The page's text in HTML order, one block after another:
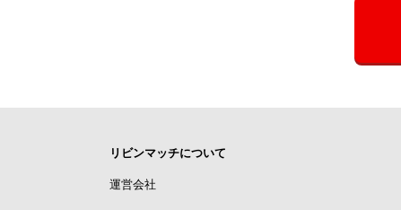
リビンマッチについて
運営会社